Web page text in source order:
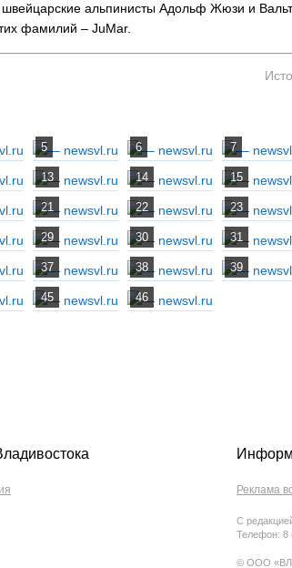
альпинисты Адольф Жюзи и
фамилий – JuMar.
Реклама
С
Телефон: 8
© ООО «ВЛ